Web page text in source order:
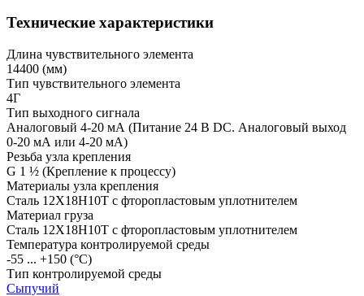
Технические характеристики
Длина чувствительного элемента
14400 (мм)
Тип чувствительного элемента
4Г
Тип выходного сигнала
Аналоговый 4-20 мА (Питание 24 В DC. Аналоговый выход
0-20 мА или 4-20 мА)
Резьба узла крепления
G 1 ½ (Крепление к процессу)
Материалы узла крепления
Сталь 12Х18Н10Т с фторопластовым уплотнителем
Материал груза
Сталь 12Х18Н10Т с фторопластовым уплотнителем
Температура контролируемой среды
-55 ... +150 (°С)
Тип контролируемой среды
Сыпучий